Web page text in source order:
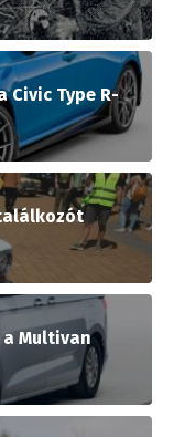
Civic Type R-
Multivan